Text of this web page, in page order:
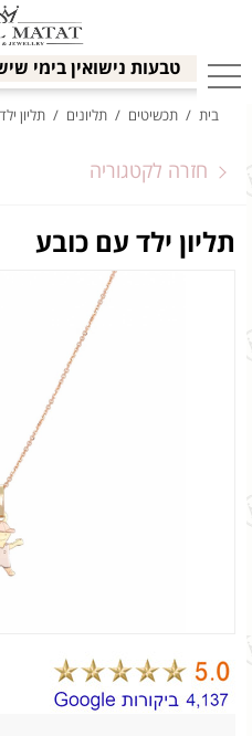
טבעות נישואין בימי
בית / תכשיטים / תליונים / תליון
חזרה לקטגוריה
תליון ילד עם כובע